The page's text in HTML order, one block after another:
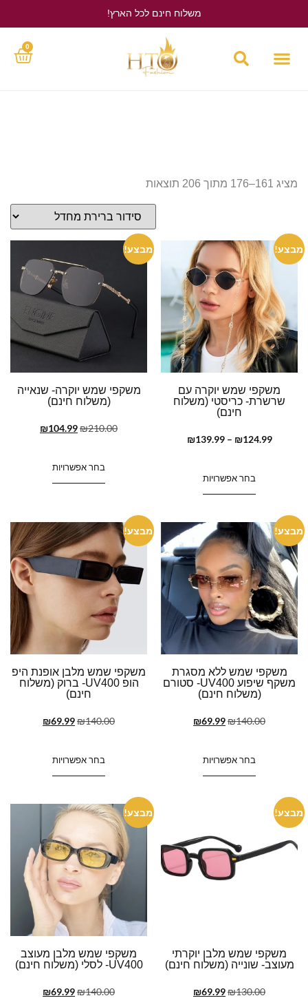
משלוח חינם לכל הארץ!
0
מציג 161–176 מתוך 206 תוצאות
מבצע!
משקפי שמש יוקרה עם
שרשרת- כריסטי (משלוח
חינם)
₪124.99
–
₪139.99
בחר אפשרויות
מבצע!
משקפי שמש יוקרה- שנאייה
(משלוח חינם)
₪210.00
₪104.99
בחר אפשרויות
מבצע!
משקפי שמש ללא מסגרת
משקף שיפוע UV400- סטורם
(משלוח חינם)
₪140.00
₪69.99
בחר אפשרויות
מבצע!
משקפי שמש מלבן אופנת היפ
הופ UV400- ברוק (משלוח
חינם)
₪140.00
₪69.99
בחר אפשרויות
מבצע!
משקפי שמש מלבן יוקרתי
מעוצב- שונייה (משלוח חינם)
₪130.00
₪69.99
מבצע!
משקפי שמש מלבן מעוצב
UV400- לסלי (משלוח חינם)
₪140.00
₪69.99